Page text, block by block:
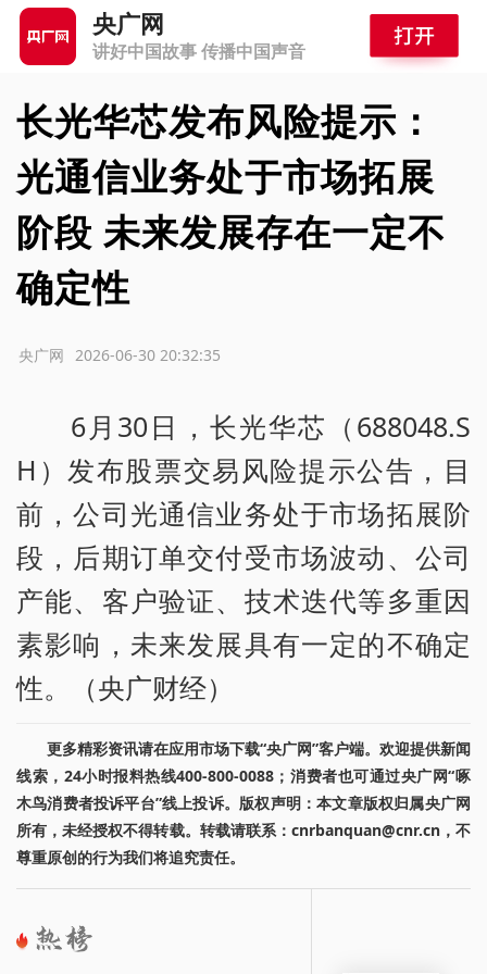
央广网
讲好中国故事 传播中国声音
长光华芯发布风险提示：
光通信业务处于市场拓展
阶段 未来发展存在一定不
确定性
2026-06-30 20:32:35
央广网
6月30日，长光华芯（688048.S
H）发布股票交易风险提示公告，目
前，公司光通信业务处于市场拓展阶
段，后期订单交付受市场波动、公司
产能、客户验证、技术迭代等多重因
素影响，未来发展具有一定的不确定
性。（央广财经）
更多精彩资讯请在应用市场下载“央广网”客户端。欢迎提供新闻
线索，24小时报料热线400-800-0088；消费者也可通过央广网“啄
木鸟消费者投诉平台”线上投诉。版权声明：本文章版权归属央广网
所有，未经授权不得转载。转载请联系：cnrbanquan@cnr.cn，不
尊重原创的行为我们将追究责任。